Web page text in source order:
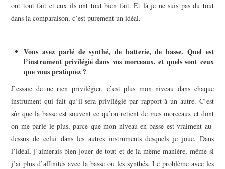
ont tout fait et eux ils ont tout bien fait. Et là je ne suis pas du tout
dans la comparaison, c’est purement un idéal.
Vous avez parlé de synthé, de batterie, de basse. Quel est
l’instrument privilégié dans vos morceaux, et quels sont ceux
que vous pratiquez ?
J’essaie de ne rien privilégier, c’est plus mon niveau dans chaque
instrument qui fait qu’il sera privilégié par rapport à un autre. C’est
sûr que la basse est souvent ce qu’on retient de mes morceaux et dont
on me parle le plus, parce que mon niveau en basse est vraiment au-
dessus de celui dans les autres instruments desquels je joue. Dans
l’idéal, j’aimerais bien jouer de tout et de la même manière, même si
j’ai plus d’affinités avec la basse ou les synthés. Le problème avec les